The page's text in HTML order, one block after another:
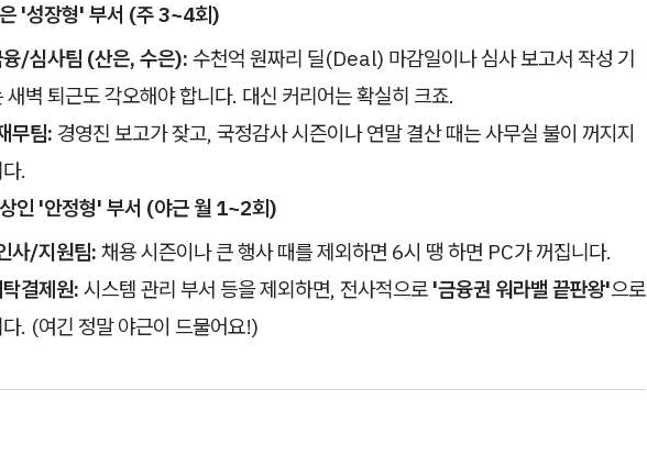
'성장형' 부서 (주 3~4회)
/심사팀 (산은, 수은): 수천억 원짜리 딜(Deal) 마감일이나 심사 보고서 작성 기
새벽 퇴근도 각오해야 합니다. 대신 커리어는 확실히 크죠.
무팀: 경영진 보고가 잦고, 국정감사 시즌이나 연말 결산 때는 사무실 불이 꺼지지
.
인 '안정형' 부서 (야근 월 1~2회)
사/지원팀: 채용 시즌이나 큰 행사 때를 제외하면 6시 땡 하면 PC가 꺼집니다.
결제원: 시스템 관리 부서 등을 제외하면, 전사적으로 '금융권 워라밸 끝판왕'으로
. (여긴 정말 야근이 드물어요!)